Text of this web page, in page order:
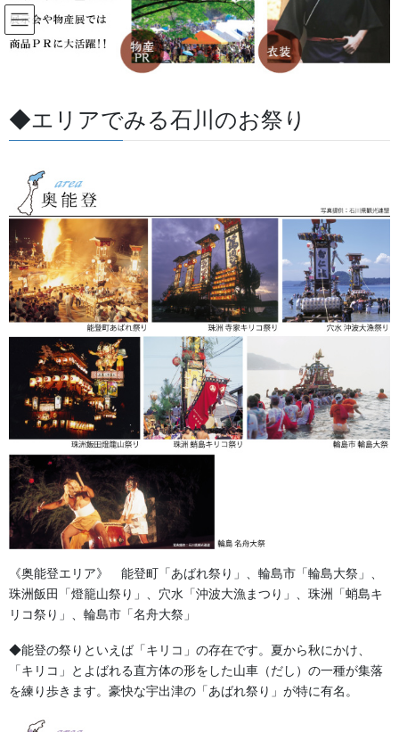
コ
ン
テ
移
動
ナ
ビ
ゲ
ン
に
すべての記事
すべての記事 お祭用品・品目
法被・はっぴ・はんてん・印半纏
2017/08/22 / 最終更新日 :
法被・はっぴ・はんてん・印半纏
絽の印半纏は涼しげさも魅力で
す。
◆エリアでみる石川のお祭り
《奥能登エリア》 能登町「あばれ祭り」、輪島市「輪島大祭」、
珠洲飯田「燈籠山祭り」、穴水「沖波大漁まつり」、珠洲「蛸島キ
リコ祭り」、輪島市「名舟大祭」
◆能登の祭りといえば「キリコ」の存在です。夏から秋にかけ、
「キリコ」とよばれる直方体の形をした山車（だし）の一種が集落
を練り歩きます。豪快な宇出津の「あばれ祭り」が特に有名。